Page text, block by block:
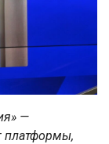
—
платформы,